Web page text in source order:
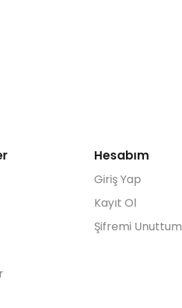
Hesabım
Giriş Yap
Kayıt Ol
Şifremi Unuttum